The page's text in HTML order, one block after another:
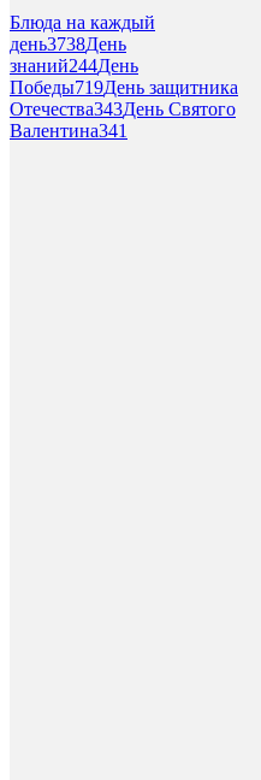
Блюда на каждый
день3738День
знаний244День
Победы719День защитника
Отечества343День Святого
Валентина341